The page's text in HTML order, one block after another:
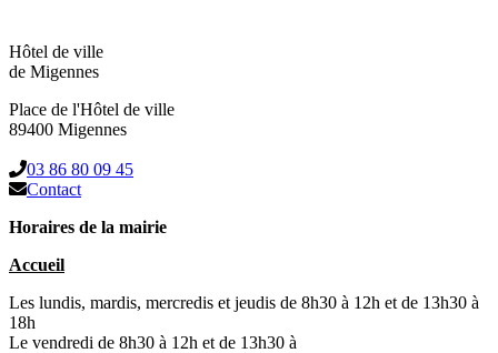
Hôtel de ville
de Migennes
Place de l'Hôtel de ville
89400 Migennes
03 86 80 09 45
Contact
Horaires de la mairie
Accueil
Les lundis, mardis, mercredis et jeudis de 8h30 à 12h et de 13h30 à
18h
Le vendredi de 8h30 à 12h et de 13h30 à